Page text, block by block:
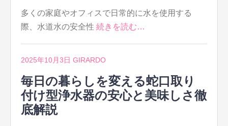
多くの家庭やオフィスで日常的に水を使用する
際、水道水の安全性 続きを読む…
2025年10月3日 GIRARDO
毎日の暮らしを変える蛇口取り
付け型浄水器の安心と美味しさ徹
底解説